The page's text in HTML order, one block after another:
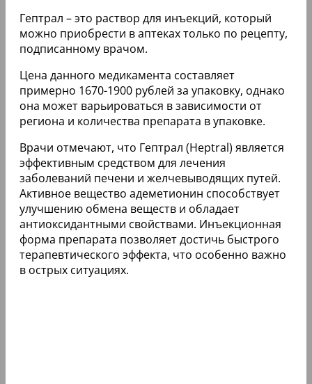
Гептрал – это раствор для инъекций, который
можно приобрести в аптеках только по рецепту,
подписанному врачом.
Цена данного медикамента составляет
примерно 1670-1900 рублей за упаковку, однако
она может варьироваться в зависимости от
региона и количества препарата в упаковке.
Врачи отмечают, что Гептрал (Heptral) является
эффективным средством для лечения
заболеваний печени и желчевыводящих путей.
Активное вещество адеметионин способствует
улучшению обмена веществ и обладает
антиоксидантными свойствами. Инъекционная
форма препарата позволяет достичь быстрого
терапевтического эффекта, что особенно важно
в острых ситуациях.